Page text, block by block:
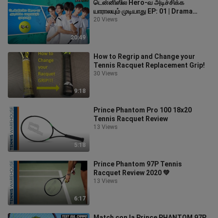
20:49
டென்னிஸில Hero-வ அடிச்சிக்க
யாராலயும் முடியாது EP: 01 | Drama
Tamil Review
20 Views
9:18
How to Regrip and Change your
Tennis Racquet Replacement Grip!
30 Views
5:18
Prince Phantom Pro 100 18x20
Tennis Racquet Review
13 Views
6:17
Prince Phantom 97P Tennis
Racquet Review 2020 💚
13 Views